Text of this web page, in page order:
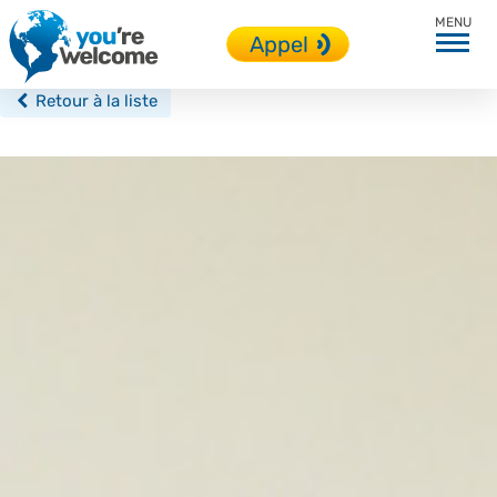
Appel
Brighton
Retour à la liste